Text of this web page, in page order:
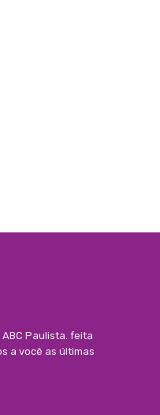
Paulista. feita
a você as últimas